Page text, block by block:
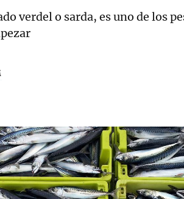
verdel o sarda, es uno de los